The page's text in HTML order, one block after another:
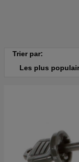
Trier par:
Les plus